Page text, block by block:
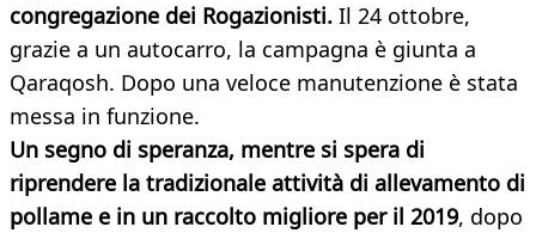
congregazione dei Rogazionisti. Il 24 ottobre,
grazie a un autocarro, la campagna è giunta a
Qaraqosh. Dopo una veloce manutenzione è stata
messa in funzione.
Un segno di speranza, mentre si spera di
riprendere la tradizionale attività di allevamento di
pollame e in un raccolto migliore per il 2019, dopo